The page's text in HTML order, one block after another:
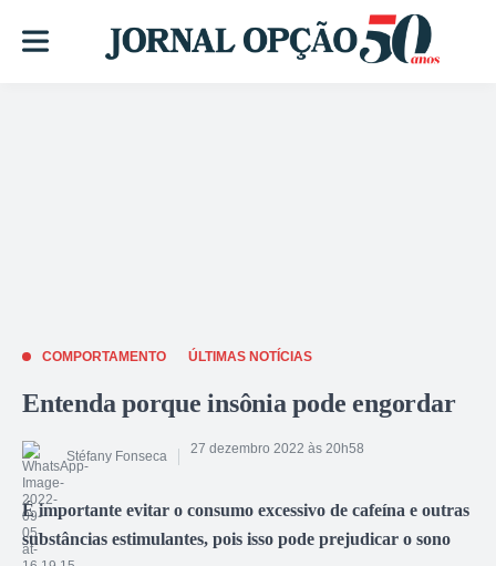
COMPORTAMENTO ÚLTIMAS NOTÍCIAS
Entenda porque insônia pode engordar
Stéfany Fonseca 27 dezembro 2022 às 20h58
É importante evitar o consumo excessivo de cafeína e outras
substâncias estimulantes, pois isso pode prejudicar o sono